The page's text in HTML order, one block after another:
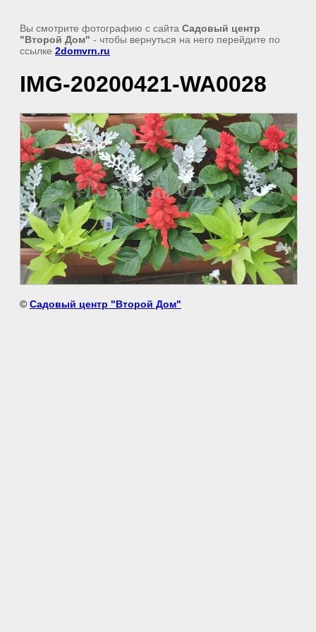
Вы смотрите фотографию с сайта Садовый центр
"Второй Дом" - чтобы вернуться на него перейдите по
ссылке 2domvrn.ru
IMG-20200421-WA0028
© Садовый центр "Второй Дом"